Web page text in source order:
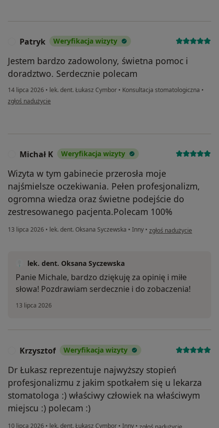
Patryk Weryfikacja wizyty
Jestem bardzo zadowolony, świetna pomoc i
doradztwo. Serdecznie polecam
14 lipca 2026 • lek. dent. Łukasz Cymbor • Konsultacja stomatologiczna •
w opinii użytkownika Patryk
zgłoś nadużycie
Michał K Weryfikacja wizyty
Wizyta w tym gabinecie przerosła moje
najśmielsze oczekiwania. Pełen profesjonalizm,
ogromna wiedza oraz świetne podejście do
zestresowanego pacjenta.Polecam 100%
13 lipca 2026 • lek. dent. Oksana Syczewska • Inny • w opinii użytkownika
zgłoś nadużycie
lek. dent. Oksana Syczewska
Panie Michale, bardzo dziękuję za opinię i miłe
słowa! Pozdrawiam serdecznie i do zobaczenia!
13 lipca 2026
Krzysztof Weryfikacja wizyty
Dr Łukasz reprezentuje najwyższy stopień
profesjonalizmu z jakim spotkałem się u lekarza
stomatologa :) właściwy człowiek na właściwym
miejscu :) polecam :)
10 lipca 2026 • lek. dent. Łukasz Cymbor • Inny • w opinii użytkownika